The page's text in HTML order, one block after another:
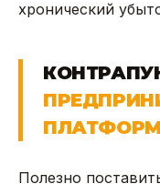
хронический
Полезно